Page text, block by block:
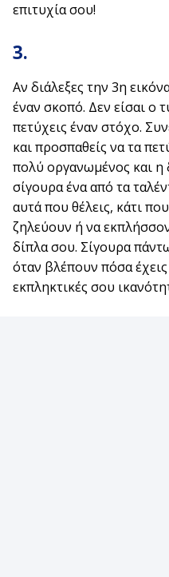
επιτυχία σου!
3.
Αν διάλεξες την 3η
έναν σκοπό. Δεν είσαι ο
πετύχεις έναν στόχο.
και προσπαθείς να τα
πολύ οργανωμένος και η
σίγουρα ένα από τα
αυτά που θέλεις, κάτι
ζηλεύουν ή να
δίπλα σου. Σίγουρα
όταν βλέπουν πόσα
εκπληκτικές σου